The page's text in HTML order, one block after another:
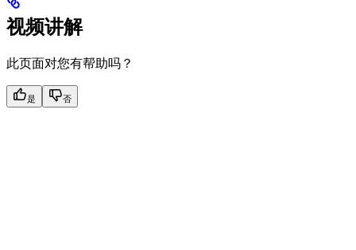
视频讲解
此页面对您有帮助吗？
是 否